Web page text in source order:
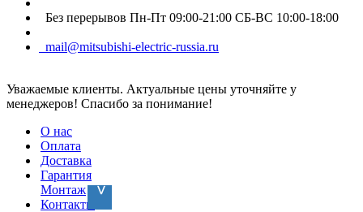
Без перерывов Пн-Пт 09:00-21:00 СБ-ВС 10:00-18:00
mail@mitsubishi-electric-russia.ru
Уважаемые клиенты. Актуальные цены уточняйте у
менеджеров! Спасибо за понимание!
О нас
Оплата
Доставка
Гарантия
Монтаж
Контакты